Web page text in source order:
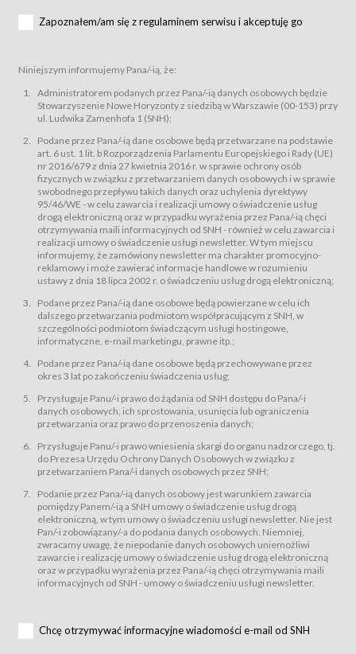
za pośrednictwem Serwisu;
podmiotom z branży mediów i filmowej (Akredytacje);
Bilety – wybrane dokumenty potwierdzające zawarcie umowy z
Usługodawcą i uprawniające do wzięcia udziału w Wydarzeniu,
przewidziane przez Usługodawcę dla danego Wydarzenia, tj. uprawniające
do uczestnictwa w wielu albo w pojedynczych seansach filmowych,
Sklep – sklep internetowy prowadzony przez Usługodawcę w Serwisie;
Regulamin – niniejszy regulamin.
§ 2
Postanowienia ogólne
Regulamin określa zasady:
świadczenia Usługobiorcom Usług przez Usługodawcę, z
zastrzeżeniem usług, o których mowa w ust. 2 pkt. 4 i 5 poniżej, których
zasady świadczenia precyzują odrębne regulaminy,
przetwarzania przez Usługodawcę danych osobowych Usługobiorców
będących osobami fizycznymi.
świadczy Usługi drogą elektroniczną w rozumieniu ustawy z dnia 18 lipca
2002 r. o świadczeniu usług drogą elektroniczną (Dz.U. z 2002 r., Nr 144, poz.
1204, z późń. zm.). Usługi świadczone są nieodpłatnie.
usługę przeglądania i odczytywania przez Usługobiorców materiałów
zamieszczanych w Serwisie,
usługę utrzymywania konta użytkownika w Serwisie,
usługę newsletter,
usługę zawierania na odległość umów nabycia Karnetów i Biletów,
usługę zawierania na odległość umów sprzedaży w Sklepie.
dnia 18 lipca 2002 r. o świadczeniu usług drogą elektroniczną (Dz.U. z 2002
r., Nr 144, poz. 1204, z późń. zm.). Usługi świadczone są nieodpłatnie.
Na zasadach określonych w Regulaminie dostęp do Serwisu jest otwarty dla
Usługobiorca przed rozpoczęciem korzystania z Serwisu jest zobowiązany
zapoznać się z Regulaminem. Założenie konta w Serwisie oraz zamówienie
usługi newsletter za pośrednictwem przeznaczonego do tego formularza
zamieszczonego na stronach Serwisu dostępnych dla wszystkich
Usługobiorców wymaga akceptacji postanowień Regulaminu.
Usługobiorca zobowiązany jest do przestrzegania postanowień Regulaminu
od chwili rozpoczęcia korzystania z Serwisu.
Regulamin jest udostępniony Usługobiorcom nieodpłatnie za
Warunki techniczne korzystania z Usług
Zapoznałem/am się z regulaminem serwisu i akceptuję go
Niniejszym informujemy Pana/-ią, że:
Administratorem podanych przez Pana/-ią danych osobowych będzie
Stowarzyszenie Nowe Horyzonty z siedzibą w Warszawie (00-153) przy
ul. Ludwika Zamenhofa 1 (SNH);
Podane przez Pana/-ią dane osobowe będą przetwarzane na podstawie
art. 6 ust. 1 lit. b Rozporządzenia Parlamentu Europejskiego i Rady (UE)
nr 2016/679 z dnia 27 kwietnia 2016 r. w sprawie ochrony osób
fizycznych w związku z przetwarzaniem danych osobowych i w sprawie
swobodnego przepływu takich danych oraz uchylenia dyrektywy
95/46/WE - w celu zawarcia i realizacji umowy o świadczenie usług
drogą elektroniczną oraz w przypadku wyrażenia przez Pana/-ią chęci
otrzymywania maili informacyjnych od SNH - również w celu zawarcia i
realizacji umowy o świadczenie usługi newsletter. W tym miejscu
informujemy, że zamówiony newsletter ma charakter promocyjno-
reklamowy i może zawierać informacje handlowe w rozumieniu
ustawy z dnia 18 lipca 2002 r. o świadczeniu usług drogą elektroniczną;
Podane przez Pana/-ią dane osobowe będą powierzane w celu ich
dalszego przetwarzania podmiotom współpracującym z SNH, w
szczególności podmiotom świadczącym usługi hostingowe,
informatyczne, e-mail marketingu, prawne itp.;
Podane przez Pana/-ią dane osobowe będą przechowywane przez
okres 3 lat po zakończeniu świadczenia usług;
Przysługuje Panu/-i prawo do żądania od SNH dostępu do Pana/-i
danych osobowych, ich sprostowania, usunięcia lub ograniczenia
przetwarzania oraz prawo do przenoszenia danych;
Przysługuje Panu/-i prawo wniesienia skargi do organu nadzorczego, tj.
do Prezesa Urzędu Ochrony Danych Osobowych w związku z
przetwarzaniem Pana/-i danych osobowych przez SNH;
Podanie przez Pana/-ią danych osobowy jest warunkiem zawarcia
pomiędzy Panem/-ią a SNH umowy o świadczenie usług drogą
elektroniczną, w tym umowy o świadczeniu usługi newsletter. Nie jest
Pan/-i zobowiązany/-a do podania danych osobowych. Niemniej,
zwracamy uwagę, że niepodanie danych osobowych uniemożliwi
zawarcie i realizację umowy o świadczenie usług drogą elektroniczną
oraz w przypadku wyrażenia przez Pana/-ią chęci otrzymywania maili
informacyjnych od SNH - umowy o świadczeniu usługi newsletter.
Chcę otrzymywać informacyjne wiadomości e-mail od SNH